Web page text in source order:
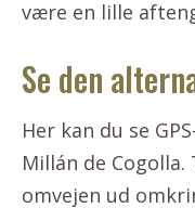
være en lille
Se den
Her kan du se
Millán de
omvejen ud